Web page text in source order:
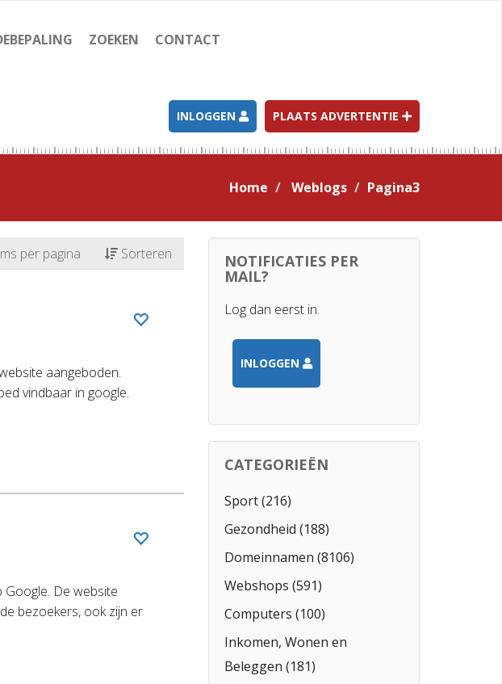
ZOEKEN CONTACT
INLOGGEN PLAATS ADVERTENTIE
Home Weblogs Pagina3
Sorteren
items per pagina
aangeboden.
vindbaar in google.
De website
bezoekers, ook zijn er
NOTIFICATIES PER
MAIL?
Log dan eerst in.
INLOGGEN
CATEGORIEËN
Sport (216)
Gezondheid (188)
Domeinnamen (8106)
Webshops (591)
Computers (100)
Inkomen, Wonen en
Beleggen (181)